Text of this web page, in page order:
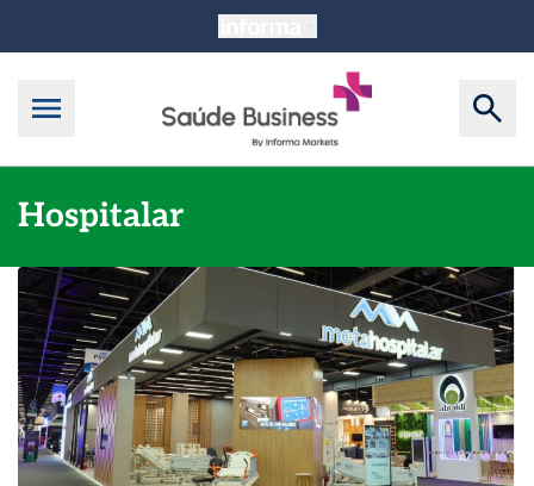
Hospitalar